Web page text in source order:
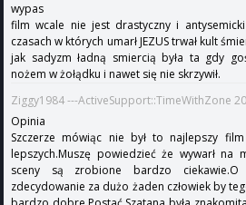
wypas
film wcale nie jest drastyczny i
czasach w których umarł JEZUS trwał kult
jak sadyzm ładną smiercią była ta gdy
nożem w żołądku i nawet się nie skrzywił.
Ziggy1984 ---ActiveSupport::TimeWithZone
Opinia
Szczerze mówiąc nie był to najlepszy
lepszych.Muszę powiedzieć że wywarł na
sceny są zrobione bardzo
zdecydowanie za dużo żaden człowiek by